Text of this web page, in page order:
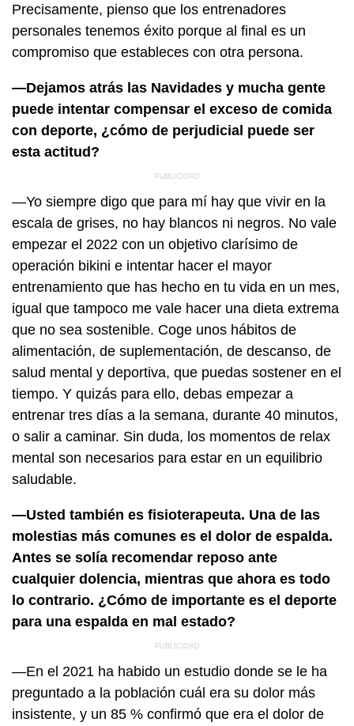
Precisamente, pienso que los entrenadores
personales tenemos éxito porque al final es un
compromiso que estableces con otra persona.
—Dejamos atrás las Navidades y mucha gente
puede intentar compensar el exceso de comida
con deporte, ¿cómo de perjudicial puede ser
esta actitud?
—Yo siempre digo que para mí hay que vivir en la
escala de grises, no hay blancos ni negros. No vale
empezar el 2022 con un objetivo clarísimo de
operación bikini e intentar hacer el mayor
entrenamiento que has hecho en tu vida en un mes,
igual que tampoco me vale hacer una dieta extrema
que no sea sostenible. Coge unos hábitos de
alimentación, de suplementación, de descanso, de
salud mental y deportiva, que puedas sostener en el
tiempo. Y quizás para ello, debas empezar a
entrenar tres días a la semana, durante 40 minutos,
o salir a caminar. Sin duda, los momentos de relax
mental son necesarios para estar en un equilibrio
saludable.
—Usted también es fisioterapeuta. Una de las
molestias más comunes es el dolor de espalda.
Antes se solía recomendar reposo ante
cualquier dolencia, mientras que ahora es todo
lo contrario. ¿Cómo de importante es el deporte
para una espalda en mal estado?
—En el 2021 ha habido un estudio donde se le ha
preguntado a la población cuál era su dolor más
insistente, y un 85 % confirmó que era el dolor de